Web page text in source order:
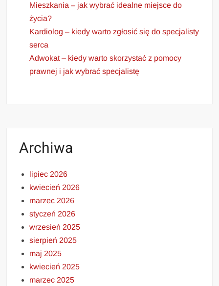
Mieszkania – jak wybrać idealne miejsce do
życia?
Kardiolog – kiedy warto zgłosić się do specjalisty
serca
Adwokat – kiedy warto skorzystać z pomocy
prawnej i jak wybrać specjalistę
Archiwa
lipiec 2026
kwiecień 2026
marzec 2026
styczeń 2026
wrzesień 2025
sierpień 2025
maj 2025
kwiecień 2025
marzec 2025